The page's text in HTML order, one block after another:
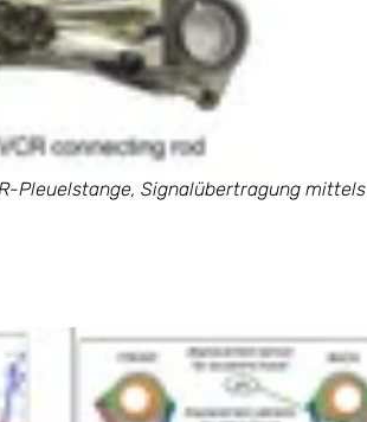
Pleuelstange, Signalübertragung mittels